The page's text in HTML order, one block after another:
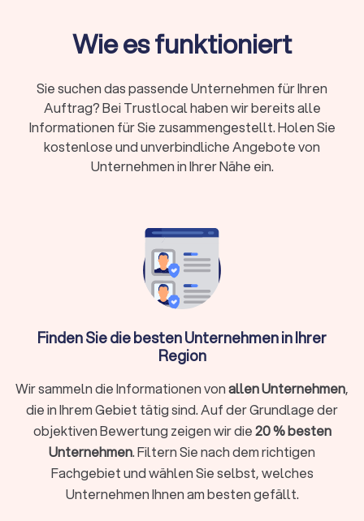
können Energieberater Einsparpotenziale identifizieren und
individuelle Sanierungsfahrpläne erstellen. Dies führt nicht
einer verbesserten Umweltbilanz.
Kosten und Förderung der Energieberatung in
Was kostet ein Energieberater in Frohburg?
Die Kosten für einen Energieberater variieren je nach Umfang
der Beratung und der Komplexität des Projekts. Für eine
umfassende Energieberatung eines Einfamilienhauses
zwischen € 800,- und € 1.500,-
Einzelmaßnahmen, wie die Beratung zur Fenster- oder
Dachdämmung, sind oft günstiger.
Förderung und Zuschüsse in Frohburg
Staatliche Förderprogramme machen die Beauftragung eines
Energieberaters finanziell attraktiv, indem Sie einen
erheblichen Teil der Beratungskosten abdecken. Die KfW
bietet Förderungen für energetische Sanierungen und den
Einsatz von Energieberatern an. Das Bundesamt für
Wirtschaft und Ausfuhrkontrolle (BAFA) gewährt im Rahmen
Wie es funktioniert
Sie suchen das passende Unternehmen für Ihren
Auftrag? Bei Trustlocal haben wir bereits alle
Informationen für Sie zusammengestellt. Holen Sie
kostenlose und unverbindliche Angebote von
Unternehmen in Ihrer Nähe ein.
Finden Sie die besten Unternehmen in Ihrer
Region
Wir sammeln die Informationen vonallen Unternehmen,
die in Ihrem Gebiet tätig sind. Auf der Grundlage der
objektiven Bewertung zeigen wir die20 % besten
Unternehmen. Filtern Sie nach dem richtigen
Fachgebiet und wählen Sie selbst, welches
Unternehmen Ihnen am besten gefällt.